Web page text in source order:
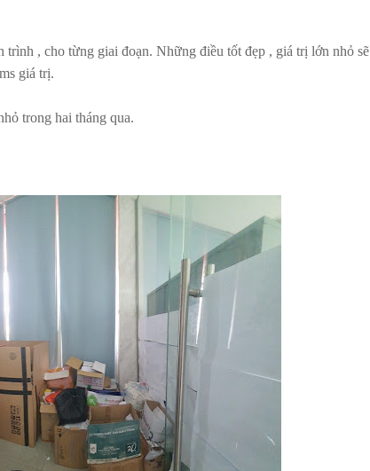
, cho từng giai đoạn. Những điều tốt đẹp , giá trị lớn nhỏ sẽ
giá trị.
trong hai tháng qua.